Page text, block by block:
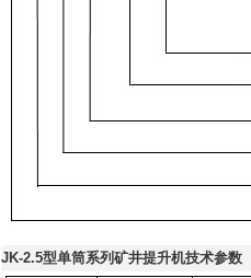
JK-2.5型单筒系列矿井提升机技术参数